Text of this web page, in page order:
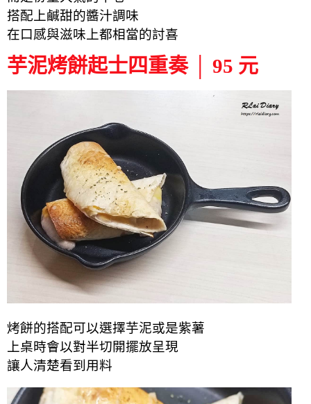
搭配上鹹甜的醬汁調味
在口感與滋味上都相當的討喜
芋泥烤餅起士四重奏 │ 95 元
烤餅的搭配可以選擇芋泥或是紫薯
上桌時會以對半切開擺放呈現
讓人清楚看到用料